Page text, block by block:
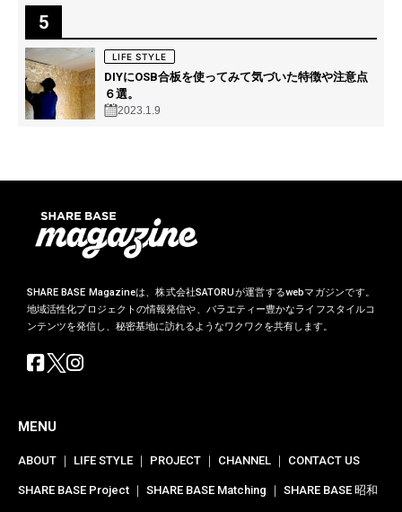
5
LIFE STYLE
DIYにOSB合板を使ってみて気づいた特徴や注意点
６選。
2023.1.9
SHARE BASE Magazineは、株式会社SATORUが運営するwebマガジンです。
地域活性化プロジェクトの情報発信や、バラエティー豊かなライフスタイルコ
ンテンツを発信し、秘密基地に訪れるようなワクワクを共有します。
MENU
ABOUT ｜ LIFE STYLE ｜ PROJECT ｜ CHANNEL ｜ CONTACT US
SHARE BASE Project ｜ SHARE BASE Matching ｜ SHARE BASE 昭和